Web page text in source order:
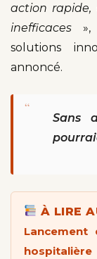
action rapide,
inefficaces
solutions
annoncé.
“
Sans
À LIRE
Lancement